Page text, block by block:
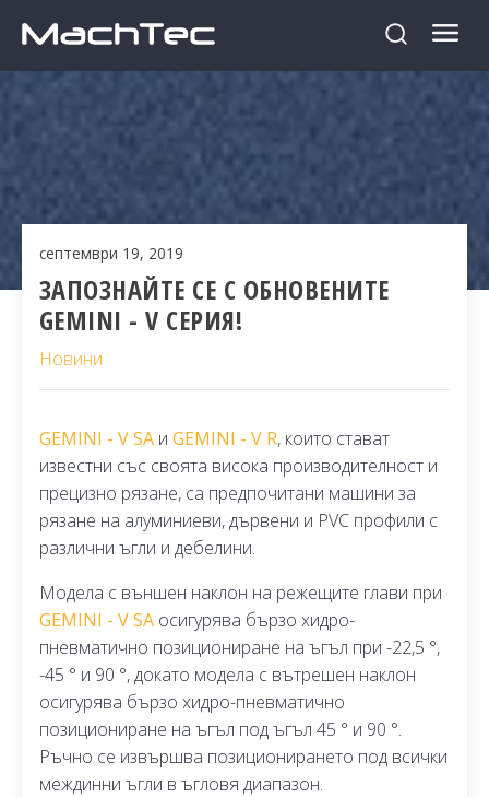
септември 19, 2019
ЗАПОЗНАЙТЕ СЕ С ОБНОВЕНИТЕ
GEMINI - V СЕРИЯ!
Новини
GEMINI - V SAи GEMINI - V R, които стават
известни със своята висока производителност и
прецизно рязане, са предпочитани машини за
рязане на алуминиеви, дървени и PVC профили с
различни ъгли и дебелини.
Модела с външен наклон на режещите глави при
GEMINI - V SAосигурява бързо хидро-
пневматично позициониране на ъгъл при -22,5 °,
-45 ° и 90 °, докато модела с вътрешен наклон
осигурява бързо хидро-пневматично
позициониране на ъгъл под ъгъл 45 ° и 90 °.
Ръчно се извършва позиционирането под всички
междинни ъгли в ъгловя диапазон.